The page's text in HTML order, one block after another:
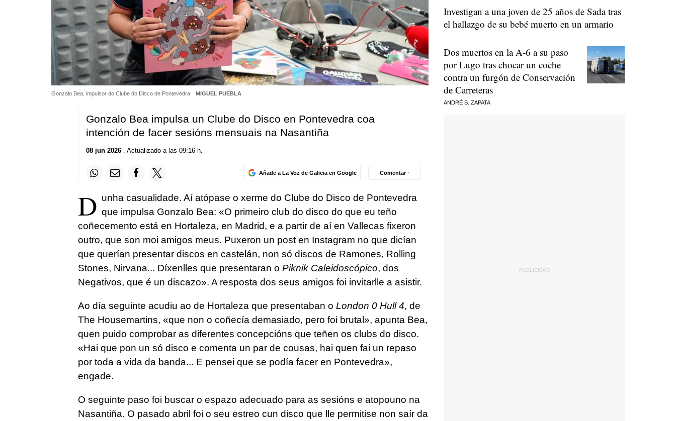
Gonzalo Bea, impulsor do Clube do Disco de Pontevedra MIGUEL PUEBLA
Gonzalo Bea impulsa un Clube do Disco en Pontevedra coa
intención de facer sesións mensuais na Nasantiña
08 jun 2026. Actualizado a las 09:16 h.
Añade a La Voz de Galicia en Google Comentar ·
D unha casualidade. Aí atópase o xerme do Clube do Disco de Pontevedra
que impulsa Gonzalo Bea: «O primeiro club do disco do que eu teño
coñecemento está en Hortaleza, en Madrid, e a partir de aí en Vallecas fixeron
outro, que son moi amigos meus. Puxeron un post en Instagram no que dicían
que querían presentar discos en castelán, non só discos de Ramones, Rolling
Stones, Nirvana... Díxenlles que presentaran o Piknik Caleidoscópico, dos
Negativos, que é un discazo». A resposta dos seus amigos foi invitarlle a asistir.
Ao día seguinte acudiu ao de Hortaleza que presentaban o London 0 Hull 4, de
The Housemartins, «que non o coñecía demasiado, pero foi brutal», apunta Bea,
quen puido comprobar as diferentes concepcións que teñen os clubs do disco.
«Hai que pon un só disco e comenta un par de cousas, hai quen fai un repaso
por toda a vida da banda... E pensei que se podía facer en Pontevedra»,
engade.
O seguinte paso foi buscar o espazo adecuado para as sesións e atopouno na
Nasantiña. O pasado abril foi o seu estreo cun disco que lle permitise non saír da
Investigan a una joven de 25 años de Sada tras
el hallazgo de su bebé muerto en un armario
Dos muertos en la A-6 a su paso
por Lugo tras chocar un coche
contra un furgón de Conservación
de Carreteras
ANDRÉ S. ZAPATA